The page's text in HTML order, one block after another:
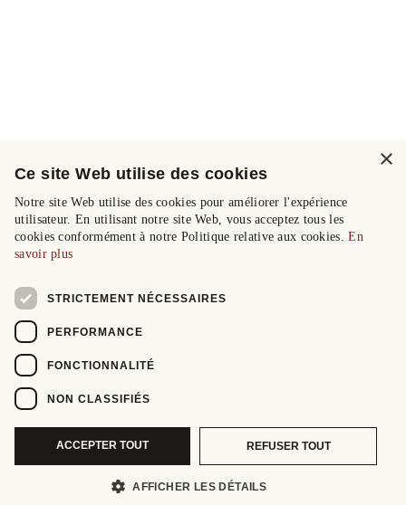
×
Ce site Web utilise des cookies
Notre site Web utilise des cookies pour améliorer l'expérience
utilisateur. En utilisant notre site Web, vous acceptez tous les
cookies conformément à notre Politique relative aux cookies.En
savoir plus
STRICTEMENT NÉCESSAIRES
PERFORMANCE
FONCTIONNALITÉ
NON CLASSIFIÉS
ACCEPTER TOUT REFUSER TOUT
AFFICHER LES DÉTAILS